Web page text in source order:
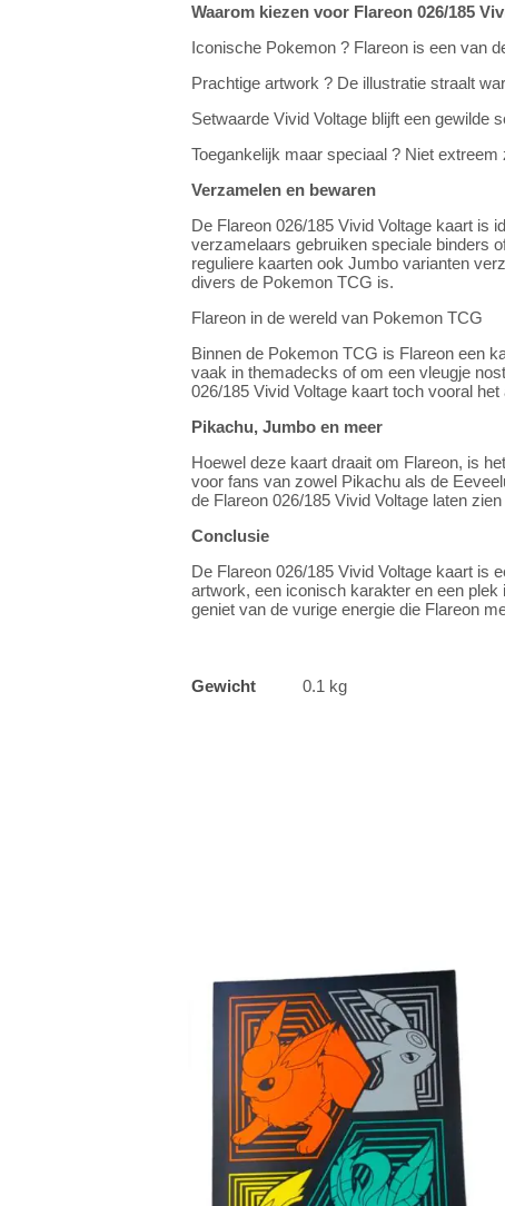
Waarom kiezen voor Flareon 026/185
Iconische Pokemon ? Flareon is een van
Prachtige artwork ? De illustratie straalt
Setwaarde Vivid Voltage blijft een gewilde
Toegankelijk maar speciaal ? Niet
Verzamelen en bewaren
De Flareon 026/185 Vivid Voltage kaart is
verzamelaars gebruiken speciale binders
reguliere kaarten ook Jumbo varianten
divers de Pokemon TCG is.
Flareon in de wereld van Pokemon TCG
Binnen de Pokemon TCG is Flareon een
vaak in themadecks of om een vleugje
026/185 Vivid Voltage kaart toch vooral
Pikachu, Jumbo en meer
Hoewel deze kaart draait om Flareon, is
voor fans van zowel Pikachu als de
de Flareon 026/185 Vivid Voltage laten
Conclusie
De Flareon 026/185 Vivid Voltage kaart is
artwork, een iconisch karakter en een plek
geniet van de vurige energie die Flareon
Gewicht 0.1 kg
€0.99